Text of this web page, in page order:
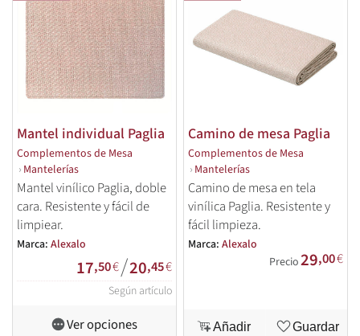
Mantel individual Paglia
Complementos de Mesa
› Mantelerías
Mantel vinílico Paglia, doble
cara. Resistente y fácil de
limpiear.
Marca: Alexalo
17,50€/20,45€
Según artículo
Ver opciones
Camino de mesa Paglia
Complementos de Mesa
› Mantelerías
Camino de mesa en tela
vinílica Paglia. Resistente y
fácil limpieza.
Marca: Alexalo
Precio29,00€
Añadir Guardar